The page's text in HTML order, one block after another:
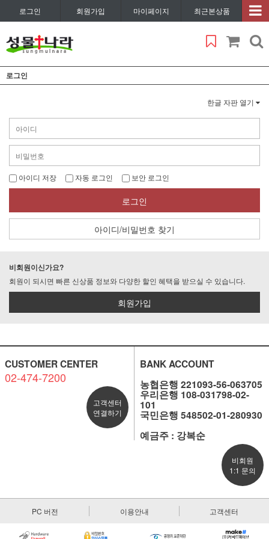
로그인 회원가입 마이페이지 최근본상품
로그인
한글 자판 열기
아이디 저장 자동 로그인 보안 로그인
로그인
아이디/비밀번호 찾기
비회원이신가요?
회원이 되시면 빠른 신상품 정보와 다양한 할인 혜택을 받으실 수 있습니다.
회원가입
CUSTOMER CENTER
02-474-7200
고객센터
연결하기
BANK ACCOUNT
농협은행 221093-56-063705
우리은행 108-031798-02-
101
국민은행 548502-01-280930
예금주 : 강복순
비회원
1:1 문의
PC 버전 이용안내 고객센터